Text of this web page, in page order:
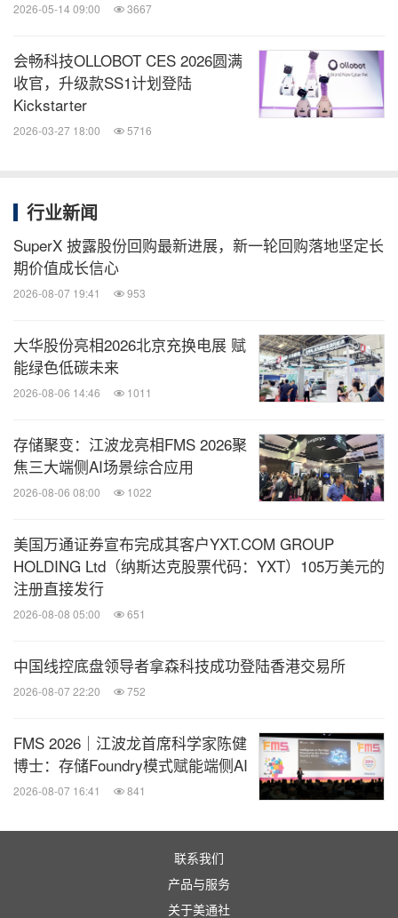
OlloBot在温馨居家场景中传递治愈陪伴感
的长远布局。未来，OlloBot家族将不断发展壮大，
从当下的赛博宠物形态，延伸到All Kinds of robot，
覆盖更多生活场景，让"全品类智能陪伴"走进每一个
家庭。而当人们第一眼看到OlloBot的IP形象时，最直
观的感受便是扑面而来的陪伴感，圆润柔和的设计、
灵动鲜活的神态，打破了科技产品的冰冷壁垒，让每
一次对视都能感受到温暖与安心。
在这个宠物节，世界给了动物一个节日。而OlloBot
也正在用自己的方式，重新定义"陪伴"这两个字的边
界。
消息来源：会畅科技
微信公众号“全球TMT”发布全球互联网、科
技、媒体、通讯企业的经营动态、财报信
关键词： 电脑/电子
人工智能
2026-05-14 09:00 3667
会畅科技OLLOBOT CES 2026圆满
收官，升级款SS1计划登陆
Kickstarter
2026-03-27 18:00 5716
行业新闻
SuperX 披露股份回购最新进展，新一轮回购落地坚定长
期价值成长信心
2026-08-07 19:41 953
大华股份亮相2026北京充换电展 赋
能绿色低碳未来
2026-08-06 14:46 1011
存储聚变：江波龙亮相FMS 2026聚
焦三大端侧AI场景综合应用
2026-08-06 08:00 1022
美国万通证券宣布完成其客户YXT.COM GROUP
HOLDING Ltd（纳斯达克股票代码：YXT）105万美元的
注册直接发行
2026-08-08 05:00 651
中国线控底盘领导者拿森科技成功登陆香港交易所
2026-08-07 22:20 752
FMS 2026｜江波龙首席科学家陈健
博士：存储Foundry模式赋能端侧AI
2026-08-07 16:41 841
联系我们
产品与服务
关于美通社